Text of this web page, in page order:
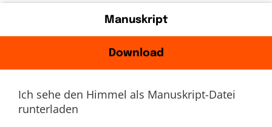
Manuskript
Download
Ich sehe den Himmel als Manuskript-Datei
runterladen